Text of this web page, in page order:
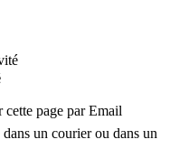
cette page par Email
un courier ou dans un